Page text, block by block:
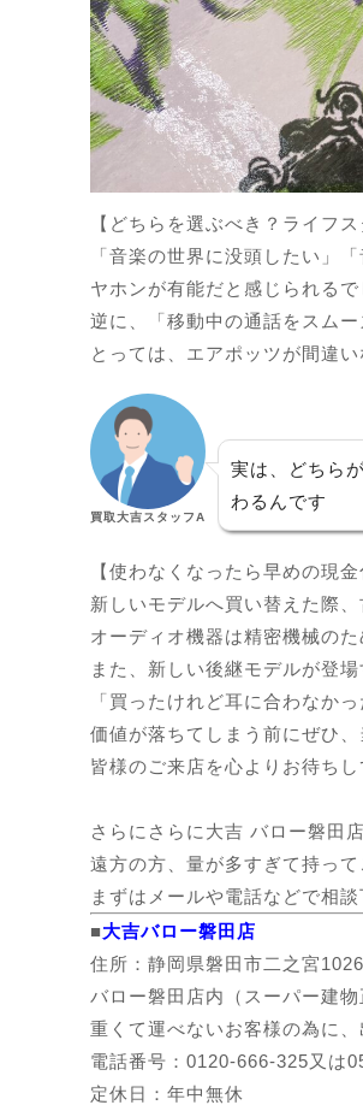
【どちらを選ぶべき？ライフ
「音楽の世界に没頭したい」
ヤホンが有能だと感じられるで
逆に、「移動中の通話をスム
とっては、エアポッツが間違
買取大吉スタッフA
実は、どちら
わるんです
【使わなくなったら早めの現金
新しいモデルへ買い替えた際
オーディオ機器は精密機械の
また、新しい後継モデルが登
「買ったけれど耳に合わなか
価値が落ちてしまう前にぜひ
皆様のご来店を心よりお待ち
さらにさらに大吉 バロー磐田
遠方の方、量が多すぎて持っ
まずはメールや電話などで相
■大吉バロー磐田店
住所：静岡県磐田市二之宮1026
バロー磐田店内（スーパー建
重くて運べないお客様の為に
電話番号：0120-666-325又は
定休日：年中無休